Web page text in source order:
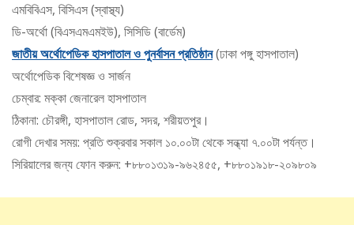
এমবিবিএস, বিসিএস (স্বাস্থ্য)
ডি-অর্থো (বিএসএমএমইউ), সিসিডি (বার্ডেম)
জাতীয় অর্থোপেডিক হাসপাতাল ও পুনর্বাসন প্রতিষ্ঠান(ঢাকা পঙ্গু হাসপাতাল)
অর্থোপেডিক বিশেষজ্ঞ ও সার্জন
চেম্বার: মক্কা জেনারেল হাসপাতাল
ঠিকানা: চৌরঙ্গী, হাসপাতাল রোড, সদর, শরীয়তপুর।
রোগী দেখার সময়: প্রতি শুক্রবার সকাল ১০.০০টা থেকে সন্ধ্যা ৭.০০টা পর্যন্ত।
সিরিয়ালের জন্য ফোন করুন: +৮৮০১৩১৯-৯৬২৪৫৫, +৮৮০১৯১৮-২০৯৮০৯